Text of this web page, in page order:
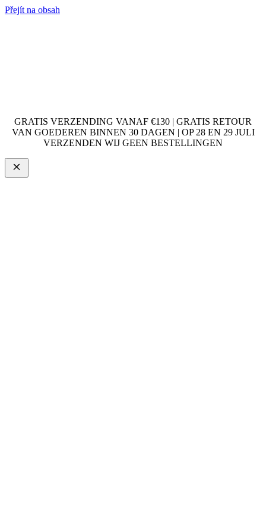
Přejít na obsah
GRATIS VERZENDING VANAF €130 | GRATIS RETOUR
VAN GOEDEREN BINNEN 30 DAGEN | OP 28 EN 29 JULI
VERZENDEN WIJ GEEN BESTELLINGEN